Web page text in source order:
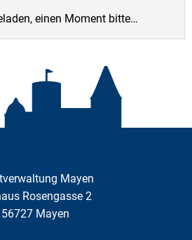
einen Moment bitte…
Mayen
Rosengasse 2
56727 Mayen